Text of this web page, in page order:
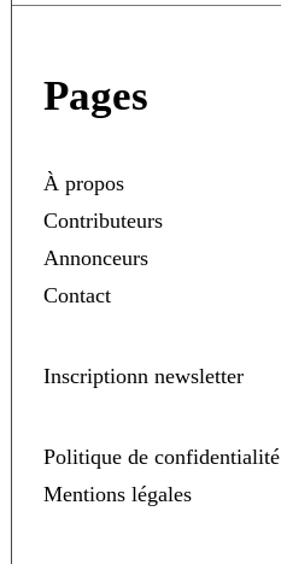
Pages
À propos
Contributeurs
Annonceurs
Contact
Inscriptionn newsletter
Politique de confidentialité
Mentions légales